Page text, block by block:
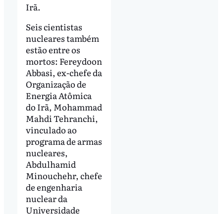
Irã.
Seis cientistas
nucleares também
estão entre os
mortos: Fereydoon
Abbasi, ex-chefe da
Organização de
Energia Atômica
do Irã, Mohammad
Mahdi Tehranchi,
vinculado ao
programa de armas
nucleares,
Abdulhamid
Minouchehr, chefe
de engenharia
nuclear da
Universidade